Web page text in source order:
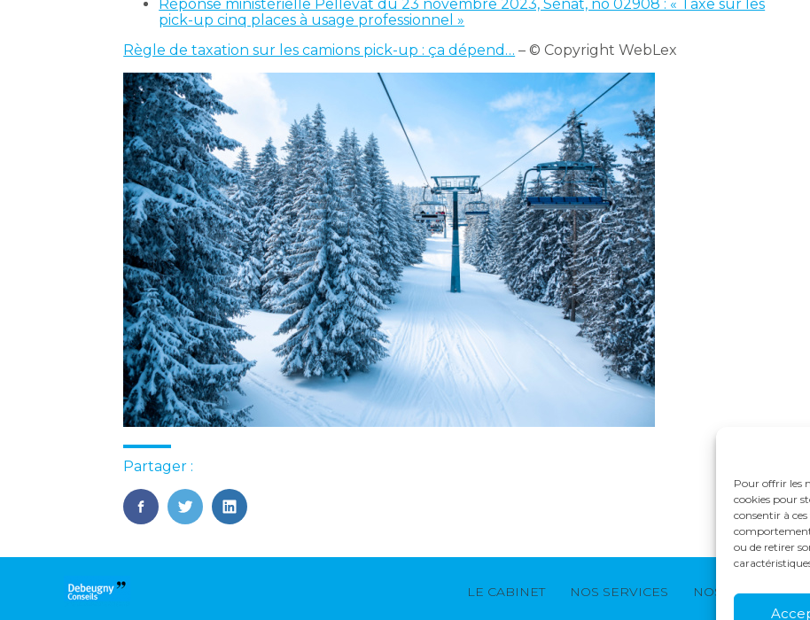
Pour offrir les
cookies pour
consentir à
comportement
ou de retirer
Réponse ministérielle Pellevat du 23 novembre 2023, Sénat, no 02908 : « Taxe sur les
pick-up cinq places à usage professionnel »
Règle de taxation sur les camions pick-up : ça dépend… – © Copyright WebLex
Partager :
FaceBook
TwitterLinkedIn
Footer
LE CABINET NOS SERVICES NOS SOLUTIONS